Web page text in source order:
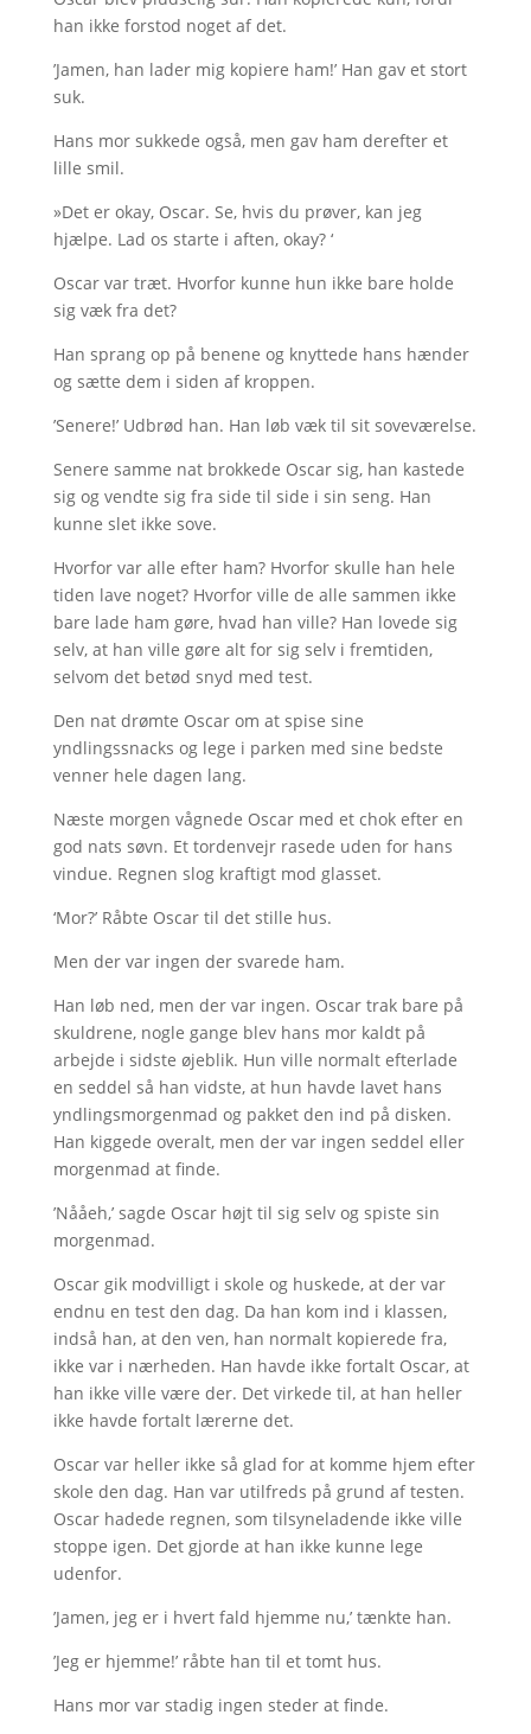
han ikke forstod noget af det.
’Jamen, han lader mig kopiere ham!’ Han gav et stort
suk.
Hans mor sukkede også, men gav ham derefter et
lille smil.
»Det er okay, Oscar. Se, hvis du prøver, kan jeg
hjælpe. Lad os starte i aften, okay? ‘
Oscar var træt. Hvorfor kunne hun ikke bare holde
sig væk fra det?
Han sprang op på benene og knyttede hans hænder
og sætte dem i siden af kroppen.
’Senere!’ Udbrød han. Han løb væk til sit soveværelse.
Senere samme nat brokkede Oscar sig, han kastede
sig og vendte sig fra side til side i sin seng. Han
kunne slet ikke sove.
Hvorfor var alle efter ham? Hvorfor skulle han hele
tiden lave noget? Hvorfor ville de alle sammen ikke
bare lade ham gøre, hvad han ville? Han lovede sig
selv, at han ville gøre alt for sig selv i fremtiden,
selvom det betød snyd med test.
Den nat drømte Oscar om at spise sine
yndlingssnacks og lege i parken med sine bedste
venner hele dagen lang.
Næste morgen vågnede Oscar med et chok efter en
god nats søvn. Et tordenvejr rasede uden for hans
vindue. Regnen slog kraftigt mod glasset.
‘Mor?’ Råbte Oscar til det stille hus.
Men der var ingen der svarede ham.
Han løb ned, men der var ingen. Oscar trak bare på
skuldrene, nogle gange blev hans mor kaldt på
arbejde i sidste øjeblik. Hun ville normalt efterlade
en seddel så han vidste, at hun havde lavet hans
yndlingsmorgenmad og pakket den ind på disken.
Han kiggede overalt, men der var ingen seddel eller
morgenmad at finde.
’Nååeh,’ sagde Oscar højt til sig selv og spiste sin
morgenmad.
Oscar gik modvilligt i skole og huskede, at der var
endnu en test den dag. Da han kom ind i klassen,
indså han, at den ven, han normalt kopierede fra,
ikke var i nærheden. Han havde ikke fortalt Oscar, at
han ikke ville være der. Det virkede til, at han heller
ikke havde fortalt lærerne det.
Oscar var heller ikke så glad for at komme hjem efter
skole den dag. Han var utilfreds på grund af testen.
Oscar hadede regnen, som tilsyneladende ikke ville
stoppe igen. Det gjorde at han ikke kunne lege
udenfor.
’Jamen, jeg er i hvert fald hjemme nu,’ tænkte han.
’Jeg er hjemme!’ råbte han til et tomt hus.
Hans mor var stadig ingen steder at finde.